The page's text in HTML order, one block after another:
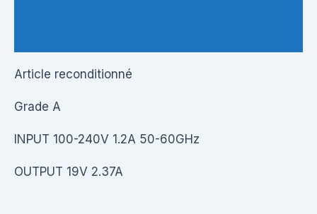
Article reconditionné
Grade A
INPUT 100-240V 1.2A 50-60GHz
OUTPUT 19V 2.37A